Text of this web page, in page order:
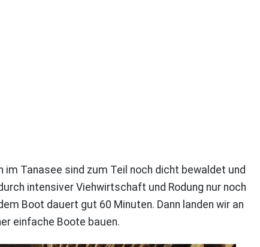
Tanasee sind zum Teil noch dicht bewaldet und
intensiver Viehwirtschaft und Rodung nur noch
Boot dauert gut 60 Minuten. Dann landen wir an
einfache Boote bauen.